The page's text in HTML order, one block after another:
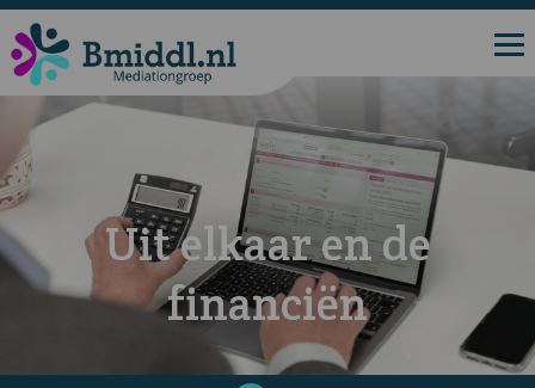
Uit elkaar en de
financiën